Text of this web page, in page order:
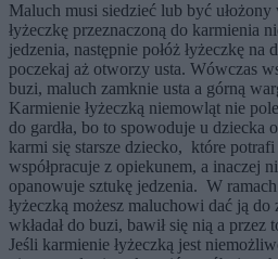
Maluch musi siedzieć lub być
łyżeczkę przeznaczoną do karmienia
jedzenia, następnie połóż łyżeczkę na
poczekaj aż otworzy usta. Wówczas
buzi, maluch zamknie usta a górną
Karmienie łyżeczką niemowląt nie
do gardła, bo to spowoduje u dziecka
karmi się starsze dziecko, które
współpracuje z opiekunem, a inaczej
opanowuje sztukę jedzenia. W
łyżeczką możesz maluchowi dać ją
wkładał do buzi, bawił się nią a przez
Jeśli karmienie łyżeczką jest